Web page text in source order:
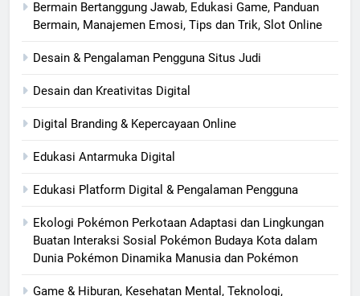
Bermain Bertanggung Jawab, Edukasi Game, Panduan
Bermain, Manajemen Emosi, Tips dan Trik, Slot Online
Desain & Pengalaman Pengguna Situs Judi
Desain dan Kreativitas Digital
Digital Branding & Kepercayaan Online
Edukasi Antarmuka Digital
Edukasi Platform Digital & Pengalaman Pengguna
Ekologi Pokémon Perkotaan Adaptasi dan Lingkungan
Buatan Interaksi Sosial Pokémon Budaya Kota dalam
Dunia Pokémon Dinamika Manusia dan Pokémon
Game & Hiburan, Kesehatan Mental, Teknologi,